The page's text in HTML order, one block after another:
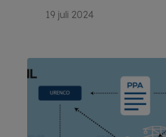
19 juli 2024